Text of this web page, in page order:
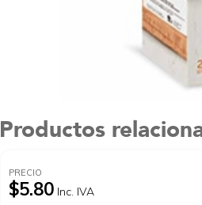
Productos
PRECIO
$5.80 Inc. IVA